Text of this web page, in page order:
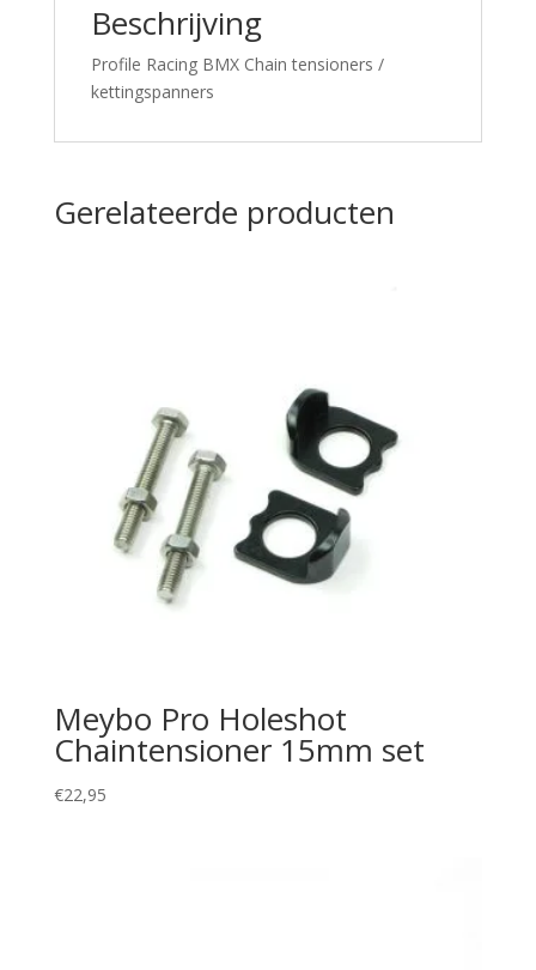
Beschrijving
Profile Racing BMX Chain tensioners /
kettingspanners
Gerelateerde producten
Meybo Pro Holeshot
Chaintensioner 15mm set
€22,95